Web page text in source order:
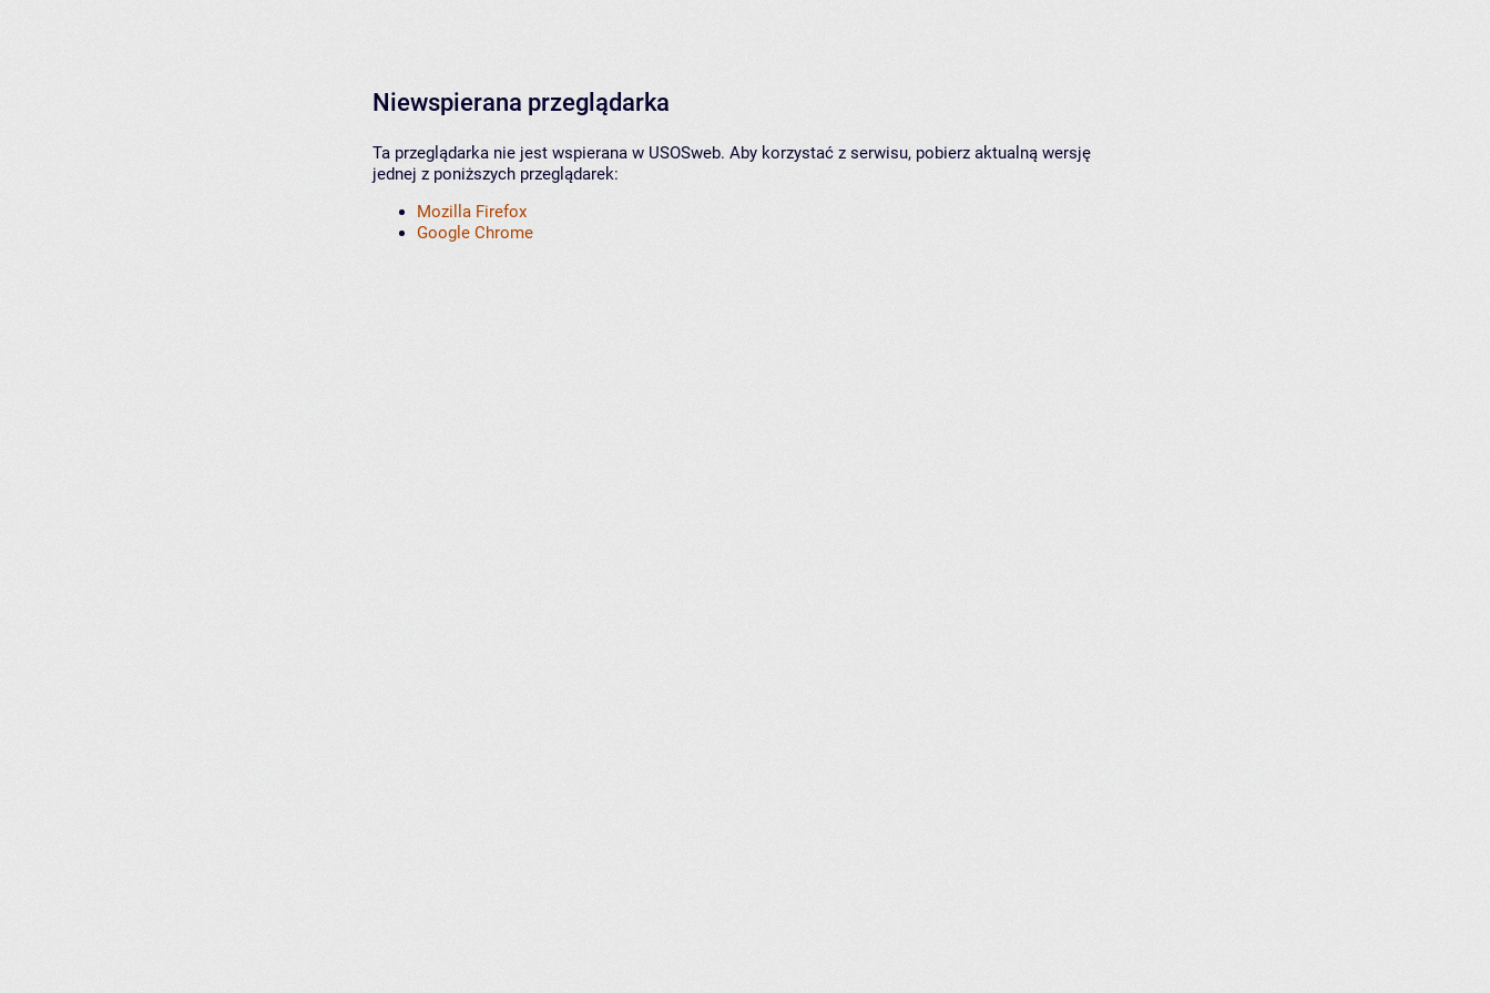
Niewspierana przeglądarka
Ta przeglądarka nie jest wspierana w USOSweb. Aby korzystać z serwisu, pobierz aktualną wersję
jednej z poniższych przeglądarek:
Mozilla Firefox
Google Chrome